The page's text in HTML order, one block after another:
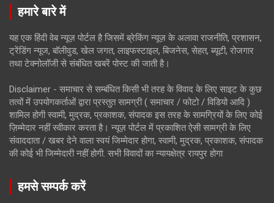
हमारे बारे में
यह एक हिंदी वेब न्यूज़ पोर्टल है जिसमें ब्रेकिंग न्यूज़ के अलावा राजनीति, प्रशासन,
ट्रेंडिंग न्यूज, बॉलीवुड, खेल जगत, लाइफस्टाइल, बिजनेस, सेहत, ब्यूटी, रोजगार
तथा टेक्नोलॉजी से संबंधित खबरें पोस्ट की जाती है।
Disclaimer - समाचार से सम्बंधित किसी भी तरह के विवाद के लिए साइट के कुछ
तत्वों में उपयोगकर्ताओं द्वारा प्रस्तुत सामग्री ( समाचार / फोटो / विडियो आदि )
शामिल होगी स्वामी, मुद्रक, प्रकाशक, संपादक इस तरह के सामग्रियों के लिए कोई
ज़िम्मेदार नहीं स्वीकार करता है। न्यूज़ पोर्टल में प्रकाशित ऐसी सामग्री के लिए
संवाददाता / खबर देने वाला स्वयं जिम्मेदार होगा, स्वामी, मुद्रक, प्रकाशक, संपादक
की कोई भी जिम्मेदारी नहीं होगी. सभी विवादों का न्यायक्षेत्र रायपुर होगा
हमसे सम्पर्क करें